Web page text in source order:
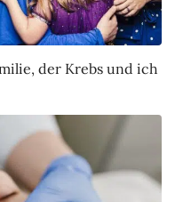
der Krebs und ich